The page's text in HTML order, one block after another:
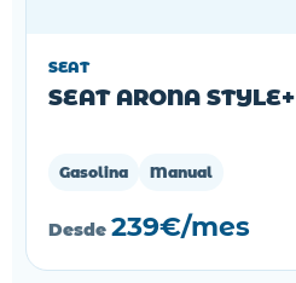
SEAT
SEAT ARONA STYLE+
Gasolina Manual
Desde 239€/mes